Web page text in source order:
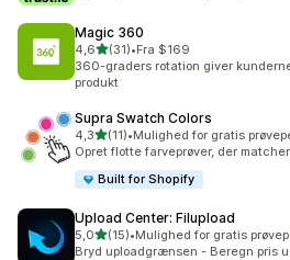
Magic 360
4,6ud af 5 stjerner
(31)
31 anmeldelser i alt
•Fra $169
360-graders rotation giver
produkt
Supra Swatch Colors
4,3ud af 5 stjerner
(11)
11 anmeldelser i alt
•Mulighed for gratis
Opret flotte farveprøver, der
Built for Shopify
Upload Center: Filupload
5,0ud af 5 stjerner
(15)
15 anmeldelser i alt
•Mulighed for gratis
Bryd uploadgrænsen - Beregn pris